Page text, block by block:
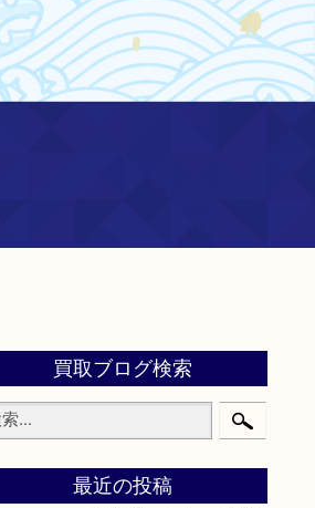
買取ブログ検索
最近の投稿